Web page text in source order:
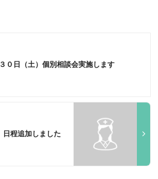
０日（土）個別相談会実施します
程追加しました